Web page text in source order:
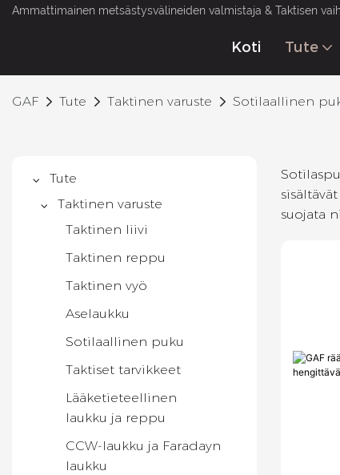
Ammattimainen metsästysvälineiden valmistaja & Taktisen
Koti Tute
GAF Tute Taktinen varuste Sotilaallinen
Tute
Taktinen varuste
Taktinen liivi
Taktinen reppu
Taktinen vyö
Aselaukku
Sotilaallinen puku
Taktiset tarvikkeet
Lääketieteellinen
laukku ja reppu
CCW-laukku ja Faradayn
laukku
suojata